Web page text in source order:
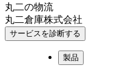
丸二の物流
丸二倉庫株式会社
サービスを診断する
製品